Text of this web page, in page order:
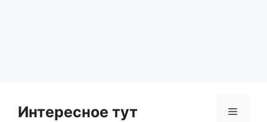
Интересное тут Menu